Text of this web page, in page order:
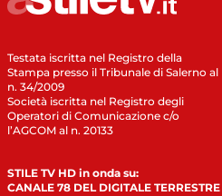
Testata iscritta nel Registro della
Stampa presso il Tribunale di Salerno al
n. 34/2009
Società iscritta nel Registro degli
Operatori di Comunicazione c/o
l’AGCOM al n. 20133
STILE TV HD in onda su:
CANALE 78 DEL DIGITALE TERRESTRE